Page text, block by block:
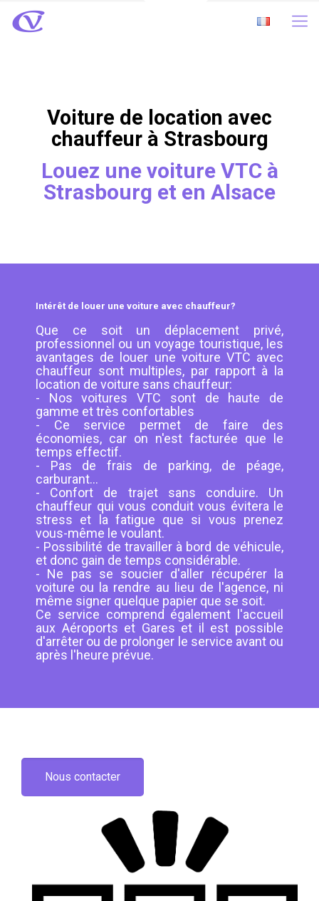
Voiture de location avec
chauffeur à Strasbourg
Louez une voiture VTC à
Strasbourg et en Alsace
Intérêt de louer une voiture avec chauffeur?
Que ce soit un déplacement privé,
professionnel ou un voyage touristique, les
avantages de louer une voiture VTC avec
chauffeur sont multiples, par rapport à la
location de voiture sans chauffeur:
- Nos voitures VTC sont de haute de
gamme et très confortables
- Ce service permet de faire des
économies, car on n'est facturée que le
temps effectif.
- Pas de frais de parking, de péage,
carburant...
- Confort de trajet sans conduire. Un
chauffeur qui vous conduit vous évitera le
stress et la fatigue que si vous prenez
vous-même le voulant.
- Possibilité de travailler à bord de véhicule,
et donc gain de temps considérable.
- Ne pas se soucier d'aller récupérer la
voiture ou la rendre au lieu de l'agence, ni
même signer quelque papier que se soit.
Ce service comprend également l'accueil
aux Aéroports et Gares et il est possible
d'arrêter ou de prolonger le service avant ou
après l'heure prévue.
Nous contacter